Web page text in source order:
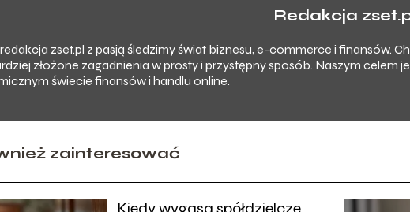
Redakcja
zset.pl z pasją śledzimy świat biznesu, e-commerce i finansów.
złożone zagadnienia w prosty i przystępny sposób. Naszym celem
świecie finansów i handlu online.
zainteresować